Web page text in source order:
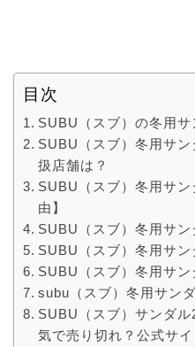
目次
SUBU（スブ）の冬用サ
SUBU（スブ）冬用サ
扱店舗は？
SUBU（スブ）冬用サ
由】
SUBU（スブ）冬用サン
SUBU（スブ）冬用サン
SUBU（スブ）冬用サ
subu（スブ）冬用サン
SUBU（スブ）サンダ
気で売り切れ？公式サ